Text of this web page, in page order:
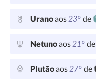
Uranoaos23° de
Netunoaos21° de
Plutãoaos27° de